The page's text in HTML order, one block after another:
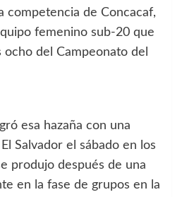
competencia de Concacaf,
femenino sub-20 que
del Campeonato del
esa hazaña con una
Salvador el sábado en los
produjo después de una
en la fase de grupos en la